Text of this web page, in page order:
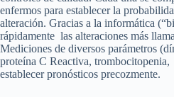
enfermos para establecer la
alteración. Gracias a la informática
rápidamente las alteraciones más
Mediciones de diversos parámetros
proteína C Reactiva,
establecer pronósticos precozmente.